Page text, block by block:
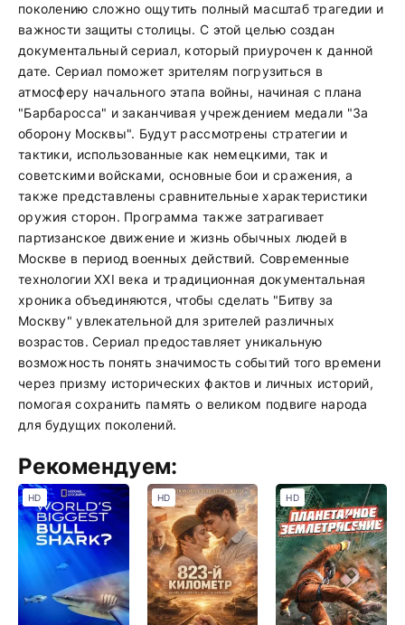
поколению сложно ощутить полный масштаб трагедии и
важности защиты столицы. С этой целью создан
документальный сериал, который приурочен к данной
дате. Сериал поможет зрителям погрузиться в
атмосферу начального этапа войны, начиная с плана
"Барбаросса" и заканчивая учреждением медали "За
оборону Москвы". Будут рассмотрены стратегии и
тактики, использованные как немецкими, так и
советскими войсками, основные бои и сражения, а
также представлены сравнительные характеристики
оружия сторон. Программа также затрагивает
партизанское движение и жизнь обычных людей в
Москве в период военных действий. Современные
технологии XXI века и традиционная документальная
хроника объединяются, чтобы сделать "Битву за
Москву" увлекательной для зрителей различных
возрастов. Сериал предоставляет уникальную
возможность понять значимость событий того времени
через призму исторических фактов и личных историй,
помогая сохранить память о великом подвиге народа
для будущих поколений.
Рекомендуем:
HD HD HD